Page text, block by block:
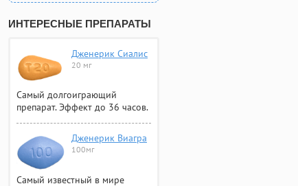
ИНТЕРЕСНЫЕ ПРЕПАРАТЫ
Дженерик Сиалис
20 мг
Самый долгоиграющий
препарат. Эффект до 36 часов.
Дженерик Виагра
100мг
Самый известный в мире